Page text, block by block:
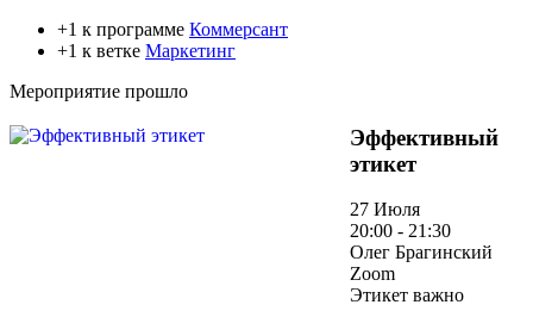
+1 к программе Коммерсант
+1 к ветке Маркетинг
Мероприятие прошло
Эффективный
этикет
27 Июля
20:00 - 21:30
Олег Брагинский
Zoom
Этикет важно